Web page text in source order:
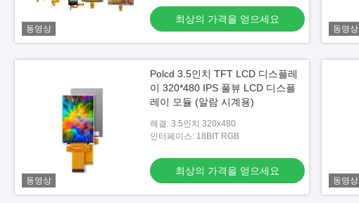
동영상
최상의 가격을 얻으세요
동영상
동영상
Polcd 3.5인치 TFT LCD 디스플레
이 320*480 IPS 풀뷰 LCD 디스플
레이 모듈 (알람 시계용)
해결: 3.5인치 320x480
인터페이스: 18BIT RGB
최상의 가격을 얻으세요
동영상